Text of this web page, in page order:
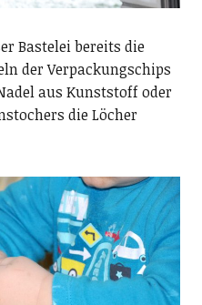
Bastelei bereits die
der Verpackungschips
aus Kunststoff oder
die Löcher